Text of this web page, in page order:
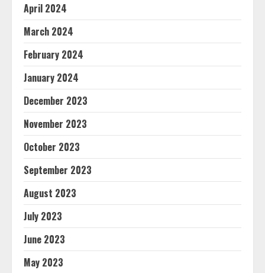
April 2024
March 2024
February 2024
January 2024
December 2023
November 2023
October 2023
September 2023
August 2023
July 2023
June 2023
May 2023